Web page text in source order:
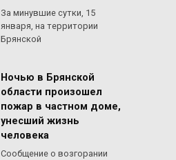
За минувшие сутки, 15
января, на территории
Брянской
Ночью в Брянской
области произошел
пожар в частном доме,
унесший жизнь
человека
Сообщение о возгорании